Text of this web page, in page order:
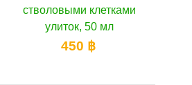
стволовыми клетками
улиток, 50 мл
450 ฿